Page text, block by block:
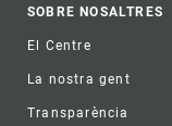
Footer
SOBRE NOSALTRES
El Centre
La nostra gent
Transparència